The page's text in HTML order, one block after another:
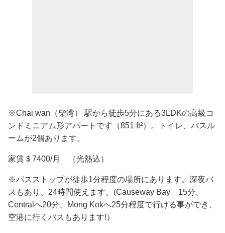
※Chai wan（柴湾） 駅から徒歩5分にある3LDKの高級コ
ンドミニアム形アパートです（851 ft²）。トイレ、バスル
ームが2個あります。
家賃＄7400/月 （光熱込）
※パスストップが徒歩1分程度の場所にあります。深夜バ
スもあり、24時間使えます。(Causeway Bay 15分、
Centralへ20分、Mong Kokへ25分程度で行ける事ができ、
空港に行くバスもあります!）